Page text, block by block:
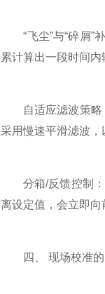
“飞尘”与“碎屑”
累计算出一段时间
自适应滤波策略：
采用慢速平滑滤波
分箱/反馈控制：
离设定值，会立即
四、 现场校准的